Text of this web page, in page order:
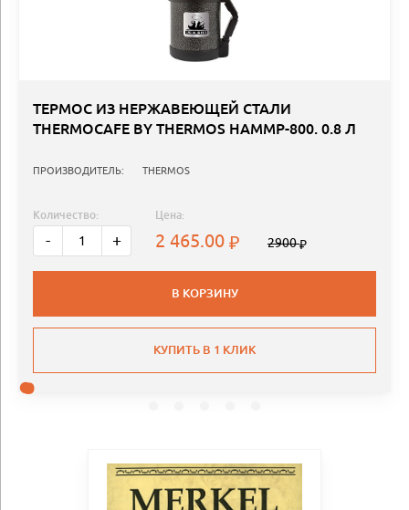
ТЕРМОС ИЗ НЕРЖАВЕЮЩЕЙ СТАЛИ
THERMOCAFE BY THERMOS HAMMP-800. 0.8 Л
ПРОИЗВОДИТЕЛЬ: THERMOS
Количество:
- +
Цена:
2 465.00 2900
В КОРЗИНУ
КУПИТЬ В 1 КЛИК